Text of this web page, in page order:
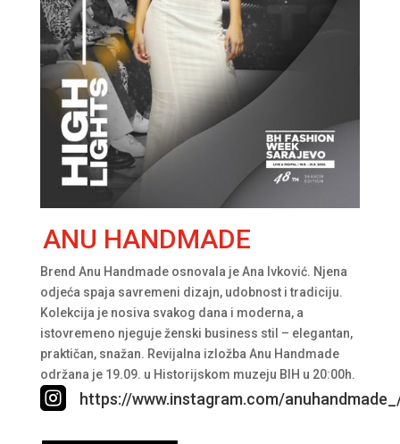
ANU HANDMADE
Brend Anu Handmade osnovala je Ana Ivković. Njena
odjeća spaja savremeni dizajn, udobnost i tradiciju.
Kolekcija je nosiva svakog dana i moderna, a
istovremeno njeguje ženski business stil – elegantan,
praktičan, snažan. Revijalna izložba Anu Handmade
održana je 19.09. u Historijskom muzeju BIH u 20:00h.
 https://www.instagram.com/